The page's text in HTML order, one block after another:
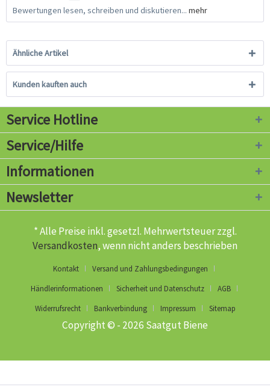
Bewertungen lesen, schreiben und diskutieren... mehr
Ähnliche Artikel
Kunden kauften auch
Service Hotline
Service/Hilfe
Informationen
Newsletter
* Alle Preise inkl. gesetzl. Mehrwertsteuer zzgl.
Versandkosten, wenn nicht anders beschrieben
Kontakt
Versand und Zahlungsbedingungen
Händlerinformationen
Sicherheit und Datenschutz
AGB
Widerrufsrecht
Bankverbindung Impressum Sitemap
Copyright © - 2026 Saatgut Biene